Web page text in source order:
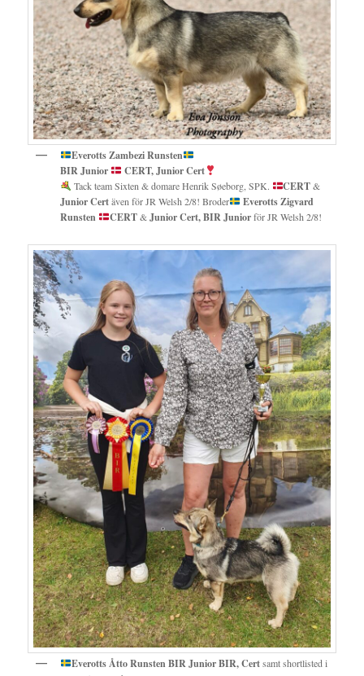
Everotts Zambezi Runsten
BIR Junior
CERT, Junior Cert
Tack team Sixten & domare Henrik Søeborg, SPK. CERT&
Junior Certäven för JR Welsh 2/8! Broder
Everotts Zigvard
Runsten
CERT& Junior Cert, BIR Juniorför JR Welsh 2/8!
Everotts Åtto Runsten BIR Junior BIR, Certsamt shortlisted i